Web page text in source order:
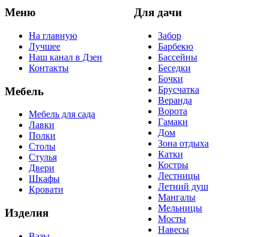
Меню
На главную
Лучшее
Наш канал в Дзен
Контакты
Мебель
Мебель для сада
Лавки
Полки
Столы
Стулья
Двери
Шкафы
Кровати
Изделия
Для дачи
Забор
Барбекю
Бассейны
Беседки
Бочки
Брусчатка
Веранда
Ворота
Гамаки
Дом
Зона отдыха
Катки
Костры
Лестницы
Летний душ
Мангалы
Мельницы
Мосты
Навесы